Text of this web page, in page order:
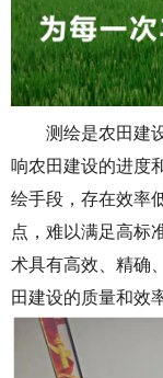
测绘是农田建
响农田建设的进度
绘手段，存在效率
点，难以满足高标
术具有高效、精确
田建设的质量和效